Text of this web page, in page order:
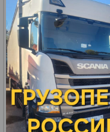
Бензин АИ-92 авто
151 000 р.
цена за тонну
112.94 р.*
цена за литр
Бензин АИ-95 авто
161 000 р.*
цена за тонну
121.23 р.*
цена за литр
Масло МГ-8
140 000 р.*
цена за тонну
114.80 р.*
цена за литр
Масло VHVI-6
127 800 р.* 105.43 р.*